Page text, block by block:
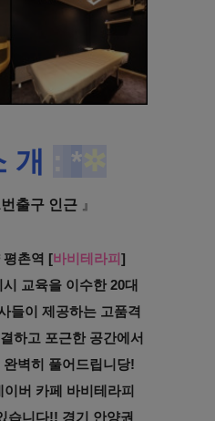
개 *✲
출구 인근 』
평촌역 [바비테라피 ]
교육을 이수한 20대
들이 제공하는 고품격
하고 포근한 공간에서
벽히 풀어드립니당!
버 카페 바비테라피
습니다!! 경기 안양권